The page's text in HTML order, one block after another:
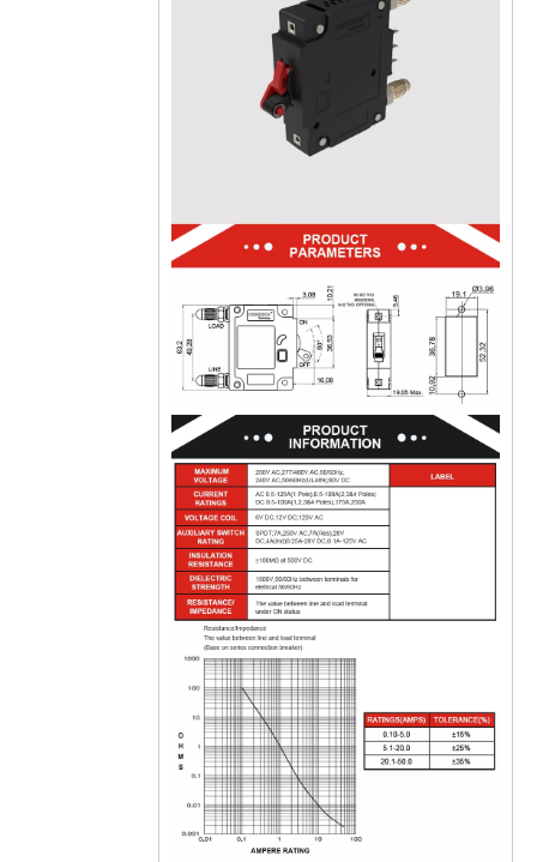
CVP-FR Disjoncteur magnétique hydraulique Actionneur à longue poignée par unité avec goujon M6 et barrières terminales 2P CVP-FR Disjoncteur magnétique hydraulique Actionneur à longue poignée par pôle avec goujon M6 et barrières terminales 3P
CVP-FR Disjoncteur magnétique hydraulique Actionneur à longue poignée par pôle avec goujon M6 et interrupteur auxiliaire 2P